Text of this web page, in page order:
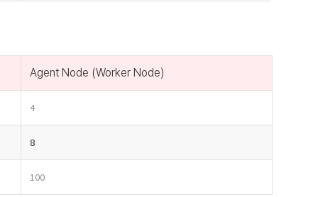
Agent Node (Worker Node)
4
8
100